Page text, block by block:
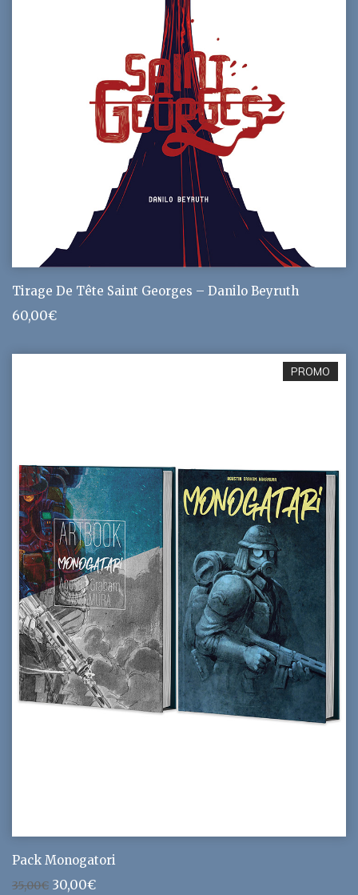
Tirage De Tête Saint Georges – Danilo Beyruth
60,00€
PROMO
Pack Monogatori
35,00€ Le
30,00€Le